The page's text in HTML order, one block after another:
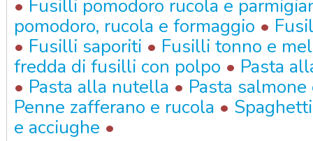
• Fusilli pomodoro rucola e
pomodoro, rucola e formaggio •
• Fusilli saporiti • Fusilli tonno e
fredda di fusilli con polpo • Pasta
• Pasta alla nutella • Pasta
Penne zafferano e rucola •
e acciughe •